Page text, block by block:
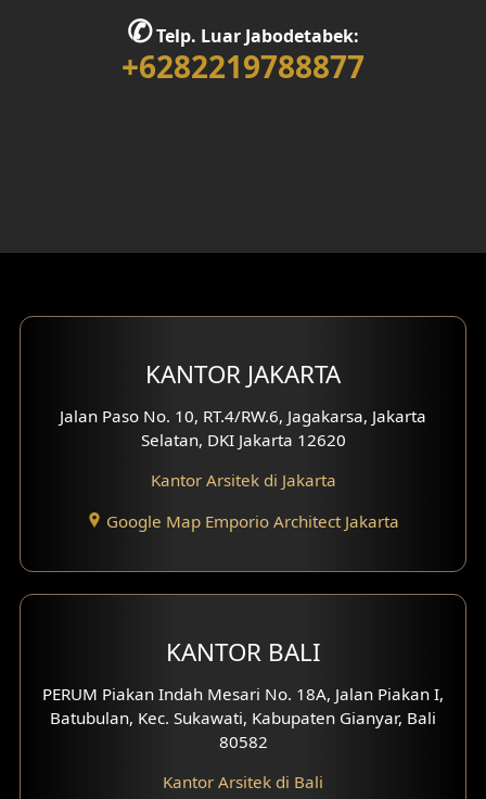
Desain Rumah 1 Lantai
Desain Rumah 2 Lantai
Eksterior Tampak Belakang
Eksterior Tampak Depan
Eksterior Tampak Samping
Desain Eksterior Villa
Desain Eksterior Ruko
Desain Eksterior Perumahan
Desain Hotel
Desain Klinik
✆Telp. Luar Jabodetabek:
+6282219788877
KANTOR JAKARTA
Jalan Paso No. 10, RT.4/RW.6, Jagakarsa, Jakarta
Selatan, DKI Jakarta 12620
Kantor Arsitek di Jakarta
Google Map Emporio Architect Jakarta
KANTOR BALI
PERUM Piakan Indah Mesari No. 18A, Jalan Piakan I,
Batubulan, Kec. Sukawati, Kabupaten Gianyar, Bali
80582
Kantor Arsitek di Bali